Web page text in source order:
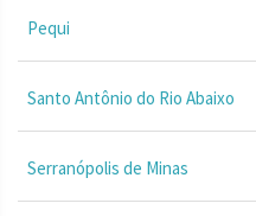
Pequi
Santo Antônio do Rio Abaixo
Serranópolis de Minas